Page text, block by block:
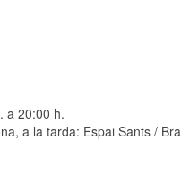
a 20:00 h.
a la tarda: Espai Sants /